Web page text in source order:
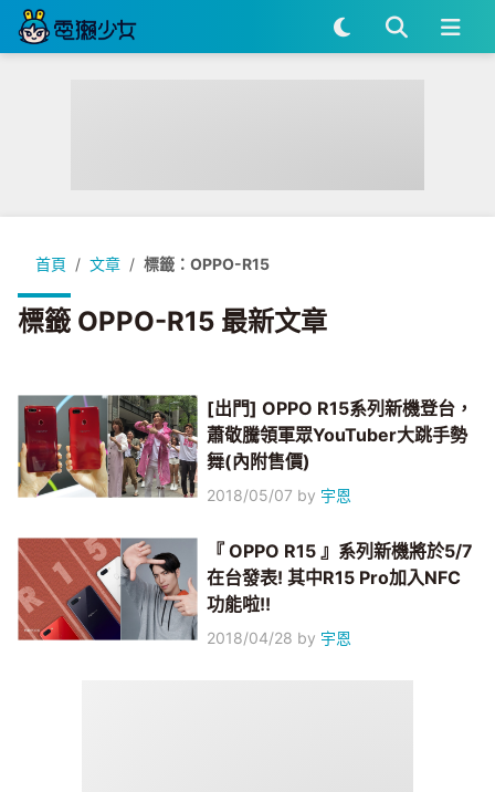
首頁 文章 標籤：OPPO-R15
標籤 OPPO-R15 最新文章
[出門] OPPO R15系列新機登台，
蕭敬騰領軍眾YouTuber大跳手勢
舞(內附售價)
2018/05/07 by 宇恩
『 OPPO R15 』系列新機將於5/7
在台發表! 其中R15 Pro加入NFC
功能啦!!
2018/04/28 by 宇恩